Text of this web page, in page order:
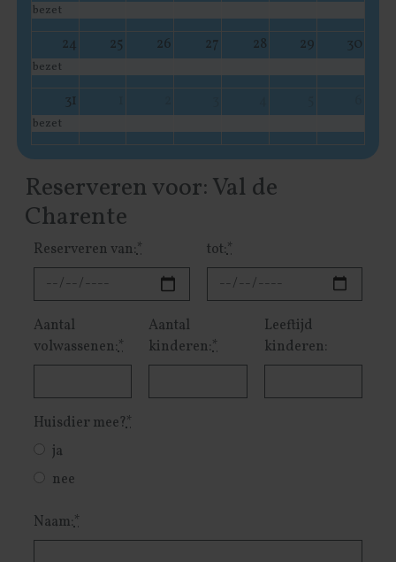
bezet
24 25 26 27 28 29 30
bezet
31
bezet
Reserveren voor: Val de
Charente
Reserveren van:* tot:*
Aantal
volwassenen:*
Aantal
kinderen:*
Leeftijd
kinderen:
Huisdier mee?*
ja
nee
Naam:*